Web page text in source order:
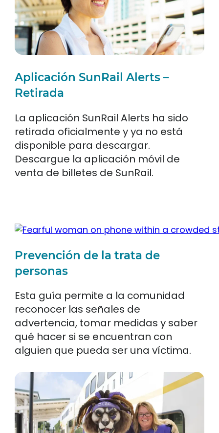
Aplicación SunRail Alerts –
Retirada
La aplicación SunRail Alerts ha sido
retirada oficialmente y ya no está
disponible para descargar.
Descargue la aplicación móvil de
venta de billetes de SunRail.
Prevención de la trata de
personas
Esta guía permite a la comunidad
reconocer las señales de
advertencia, tomar medidas y saber
qué hacer si se encuentran con
alguien que pueda ser una víctima.